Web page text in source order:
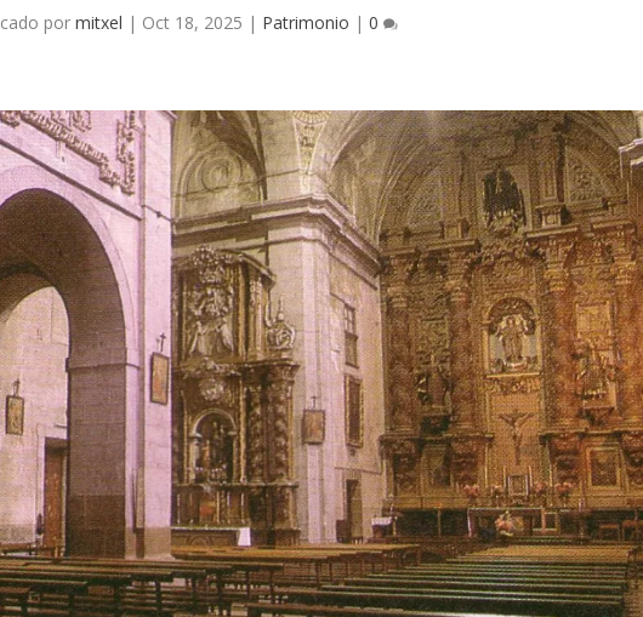
pormitxel | Oct 18, 2025 | Patrimonio |0